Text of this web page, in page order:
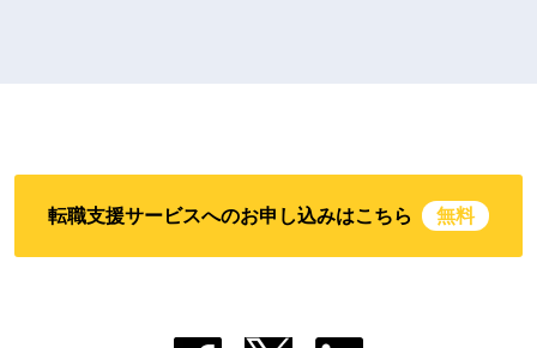
転職支援サービスへのお申し込みはこちら 無料